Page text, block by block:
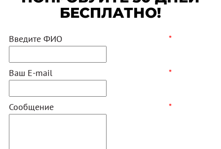
БЕСПЛАТНО!
Введите ФИО *
Ваш E-mail *
Сообщение *